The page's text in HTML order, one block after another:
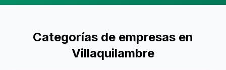
Categorías de empresas en
Villaquilambre